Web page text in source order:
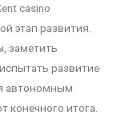
casino
этап развития.
заметить
развитие
автономным
конечного итога.